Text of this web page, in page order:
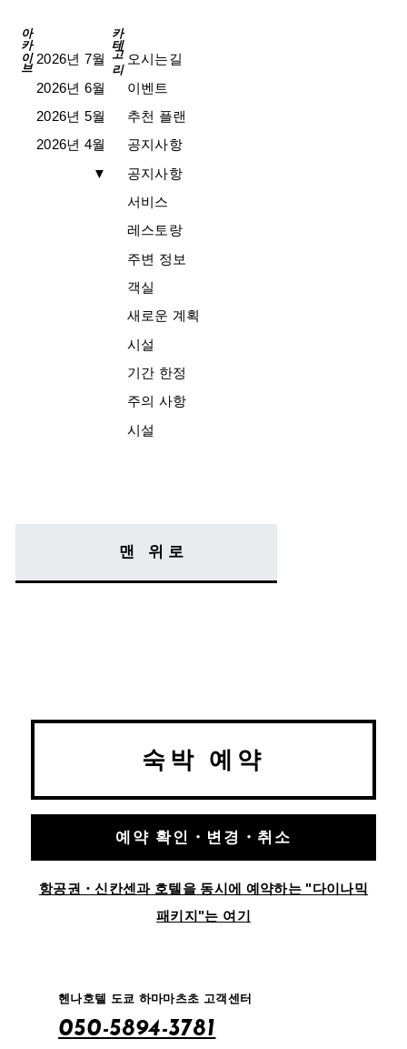
아카이브 2026년 7월
2026년 6월
2026년 5월
2026년 4월
▼
카테고리 오시는길
이벤트
추천 플랜
공지사항
공지사항
서비스
레스토랑
주변 정보
객실
새로운 계획
시설
기간 한정
주의 사항
시설
맨 위로
숙박 예약
예약 확인・변경・취소
항공권・신칸센과 호텔을 동시에 예약하는 "다이나믹
패키지"는 여기
헨나호텔 도쿄 하마마츠초 고객센터
050-5894-3781